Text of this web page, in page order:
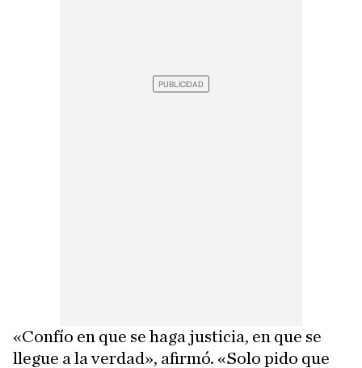
«Confío en que se haga justicia, en que se
llegue a la verdad», afirmó. «Solo pido que